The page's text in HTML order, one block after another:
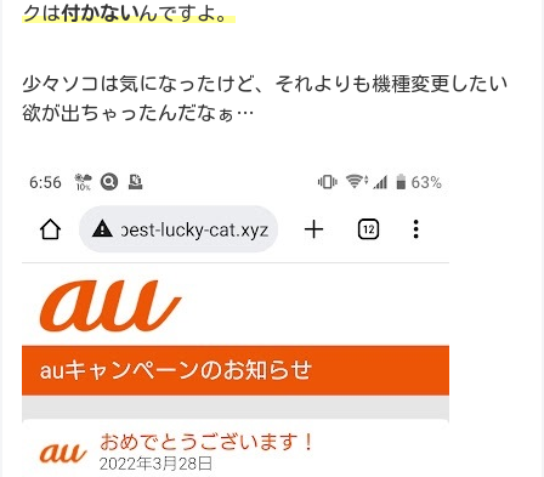
クは付かないんですよ。
少々ソコは気になったけど、それよりも機種変更したい
欲が出ちゃったんだなぁ…